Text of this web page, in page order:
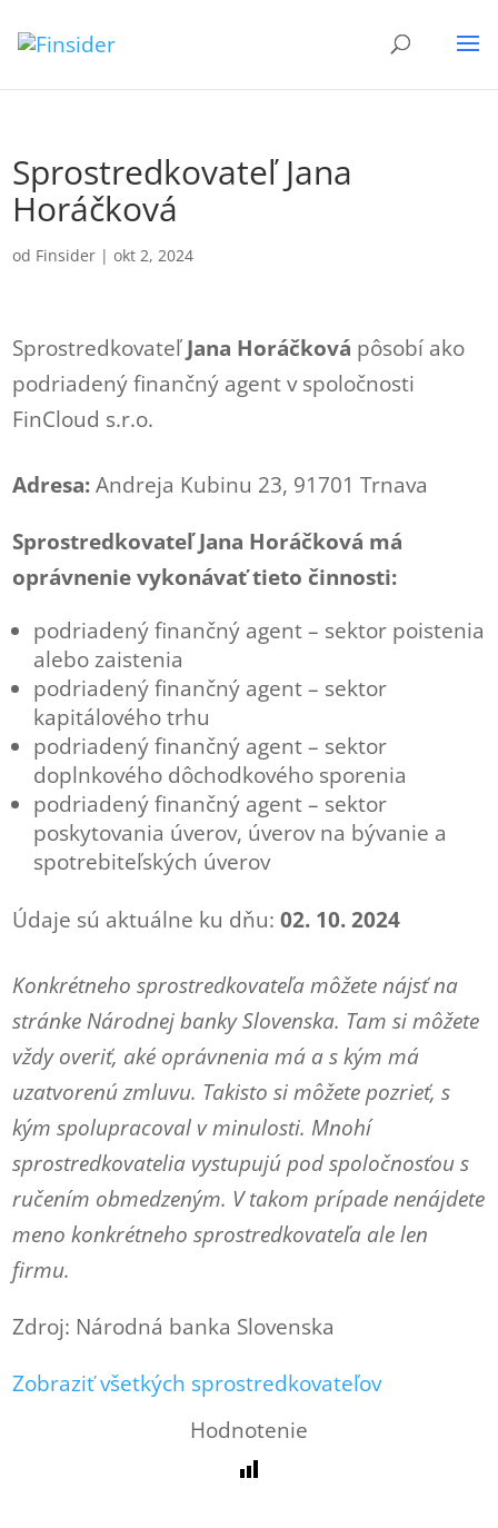
Sprostredkovateľ Jana
Horáčková
od Finsider |okt 2, 2024
SprostredkovateľJana Horáčková pôsobí ako
podriadený finančný agent v spoločnosti
FinCloud s.r.o.
Adresa:Andreja Kubinu 23, 91701 Trnava
Sprostredkovateľ Jana Horáčková má
oprávnenie vykonávať tieto činnosti:
podriadený finančný agent – sektor poistenia
alebo zaistenia
podriadený finančný agent – sektor
kapitálového trhu
podriadený finančný agent – sektor
doplnkového dôchodkového sporenia
podriadený finančný agent – sektor
poskytovania úverov, úverov na bývanie a
spotrebiteľských úverov
Údaje sú aktuálne ku dňu:02. 10. 2024
Konkrétneho sprostredkovateľa môžete nájsť na
stránke Národnej banky Slovenska. Tam si môžete
vždy overiť, aké oprávnenia má a s kým má
uzatvorenú zmluvu. Takisto si môžete pozrieť, s
kým spolupracoval v minulosti. Mnohí
sprostredkovatelia vystupujú pod spoločnosťou s
ručením obmedzeným. V takom prípade nenájdete
meno konkrétneho sprostredkovateľa ale len
firmu.
Zdroj: Národná banka Slovenska
Zobraziť všetkých sprostredkovateľov
Hodnotenie